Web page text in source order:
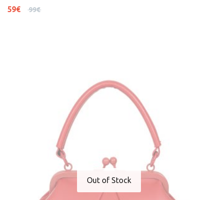
99€
59€
Out of Stock